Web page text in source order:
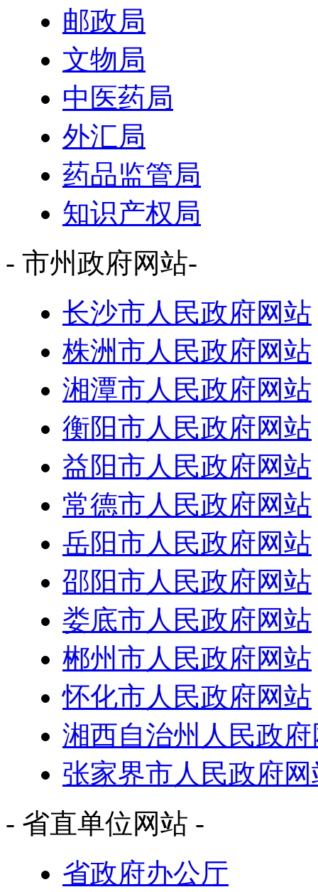
邮政局
文物局
中医药局
外汇局
药品监管局
知识产权局
- 市州政府网站-
长沙市人民政府网站
株洲市人民政府网站
湘潭市人民政府网站
衡阳市人民政府网站
益阳市人民政府网站
常德市人民政府网站
岳阳市人民政府网站
邵阳市人民政府网站
娄底市人民政府网站
郴州市人民政府网站
怀化市人民政府网站
湘西自治州人民政
张家界市人民政府网
- 省直单位网站 -
省政府办公厅